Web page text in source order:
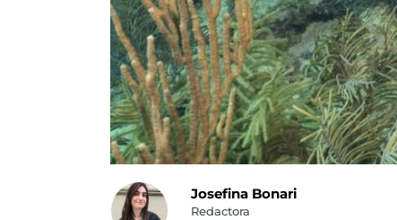
Josefina Bonari
Redactora